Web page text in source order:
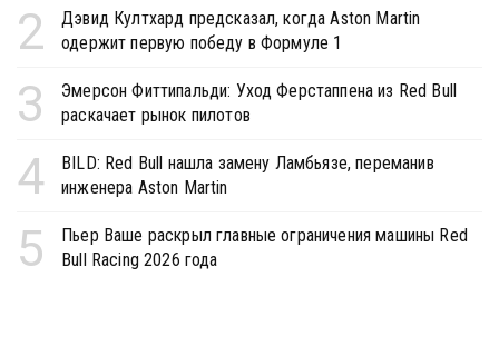
2
Дэвид Култхард предсказал, когда Aston Martin
одержит первую победу в Формуле 1
3
Эмерсон Фиттипальди: Уход Ферстаппена из Red Bull
раскачает рынок пилотов
4
BILD: Red Bull нашла замену Ламбьязе, переманив
инженера Aston Martin
5
Пьер Ваше раскрыл главные ограничения машины Red
Bull Racing 2026 года